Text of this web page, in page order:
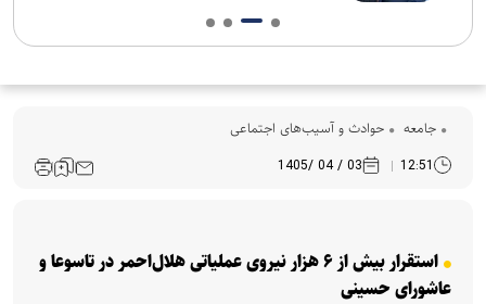
جامعه حوادث و آسیب‌های اجتماعی
12:51
03 / 04 /1405
استقرار بیش از ۶ هزار نیروی عملیاتی هلال‌احمر در تاسوعا و
عاشورای حسینی